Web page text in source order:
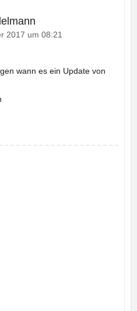
2017 um 08:21
wann es ein Update von